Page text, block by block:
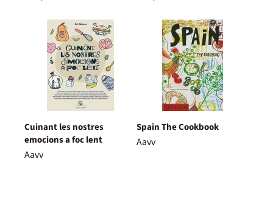
Cuinant les nostres
emocions a foc lent
Aavv
Spain The Cookbook
Aavv